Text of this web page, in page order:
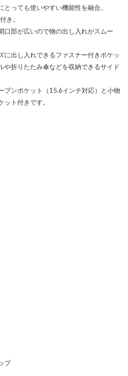
っても使いやすい機能性を融合。
き。
口部が広いので物の出し入れがスムー
に出し入れできるファスナー付きポケッ
や折りたたみ傘などを収納できるサイド
プンポケット（15.6インチ対応）と小物
ト付きです。
プ